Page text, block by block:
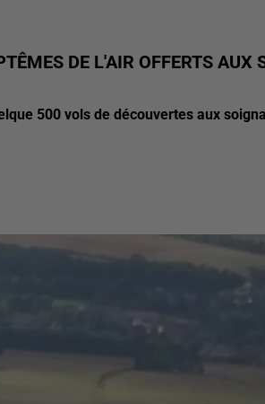
DE L'AIR OFFERTS AUX
500 vols de découvertes aux